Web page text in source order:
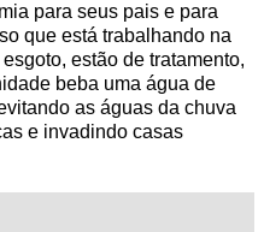
para seus pais e para
que está trabalhando na
estão de tratamento,
beba uma água de
as águas da chuva
e invadindo casas